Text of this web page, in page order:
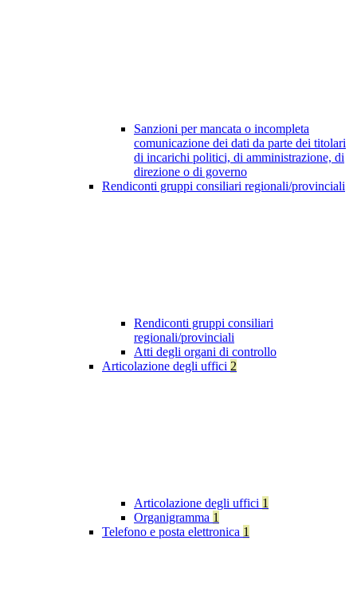
Sanzioni per mancata o incompleta
comunicazione dei dati da parte dei titolari
di incarichi politici, di amministrazione, di
direzione o di governo
Rendiconti gruppi consiliari regionali/provinciali
Rendiconti gruppi consiliari
regionali/provinciali
Atti degli organi di controllo
Articolazione degli uffici 2
Articolazione degli uffici 1
Organigramma 1
Telefono e posta elettronica 1